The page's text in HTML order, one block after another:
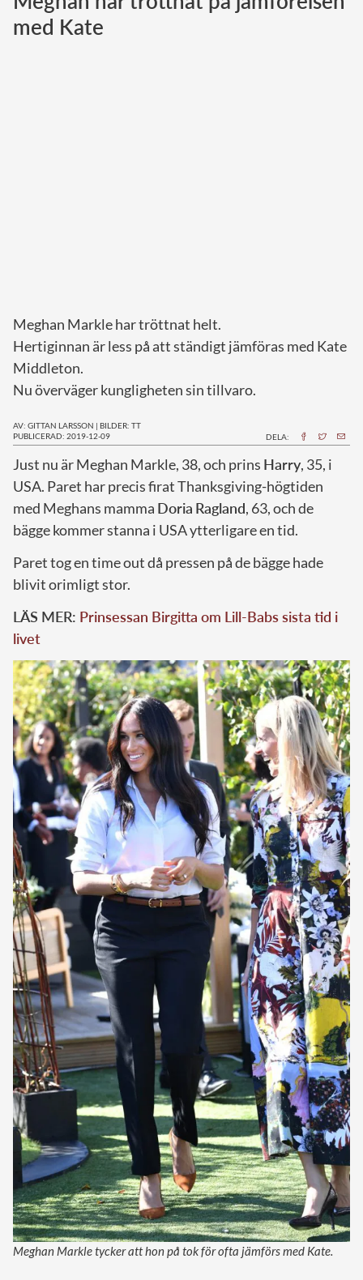
med Kate
Meghan Markle har tröttnat helt.
Hertiginnan är less på att ständigt jämföras med Kate
Middleton.
Nu överväger kungligheten sin tillvaro.
AV: GITTAN LARSSON | BILDER: TT
PUBLICERAD: 2019-12-09
DELA:
Just nu är Meghan Markle, 38, och prins Harry, 35, i
USA. Paret har precis firat Thanksgiving-högtiden
med Meghans mamma Doria Ragland, 63, och de
bägge kommer stanna i USA ytterligare en tid.
Paret tog en time out då pressen på de bägge hade
blivit orimligt stor.
LÄS MER: Prinsessan Birgitta om Lill-Babs sista tid i
livet
Meghan Markle tycker att hon på tok för ofta jämförs med Kate.